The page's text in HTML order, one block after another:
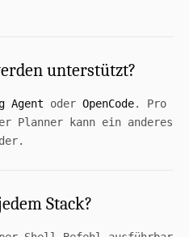
unterstützt?
Agent oder OpenCode. Pro
Planner kann ein anderes
Stack?